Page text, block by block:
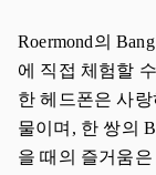
Roermond의
에 직접 체험할
한 헤드폰은 사
물이며, 한 쌍의
을 때의 즐거움